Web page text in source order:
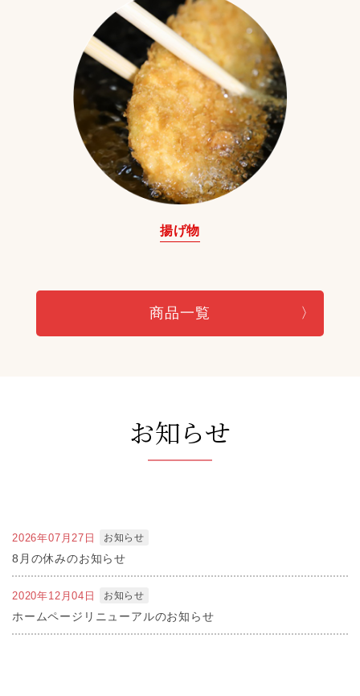
揚げ物
商品一覧
お知らせ
2026年07月27日 お知らせ
8月の休みのお知らせ
2020年12月04日 お知らせ
ホームページリニューアルのお知らせ